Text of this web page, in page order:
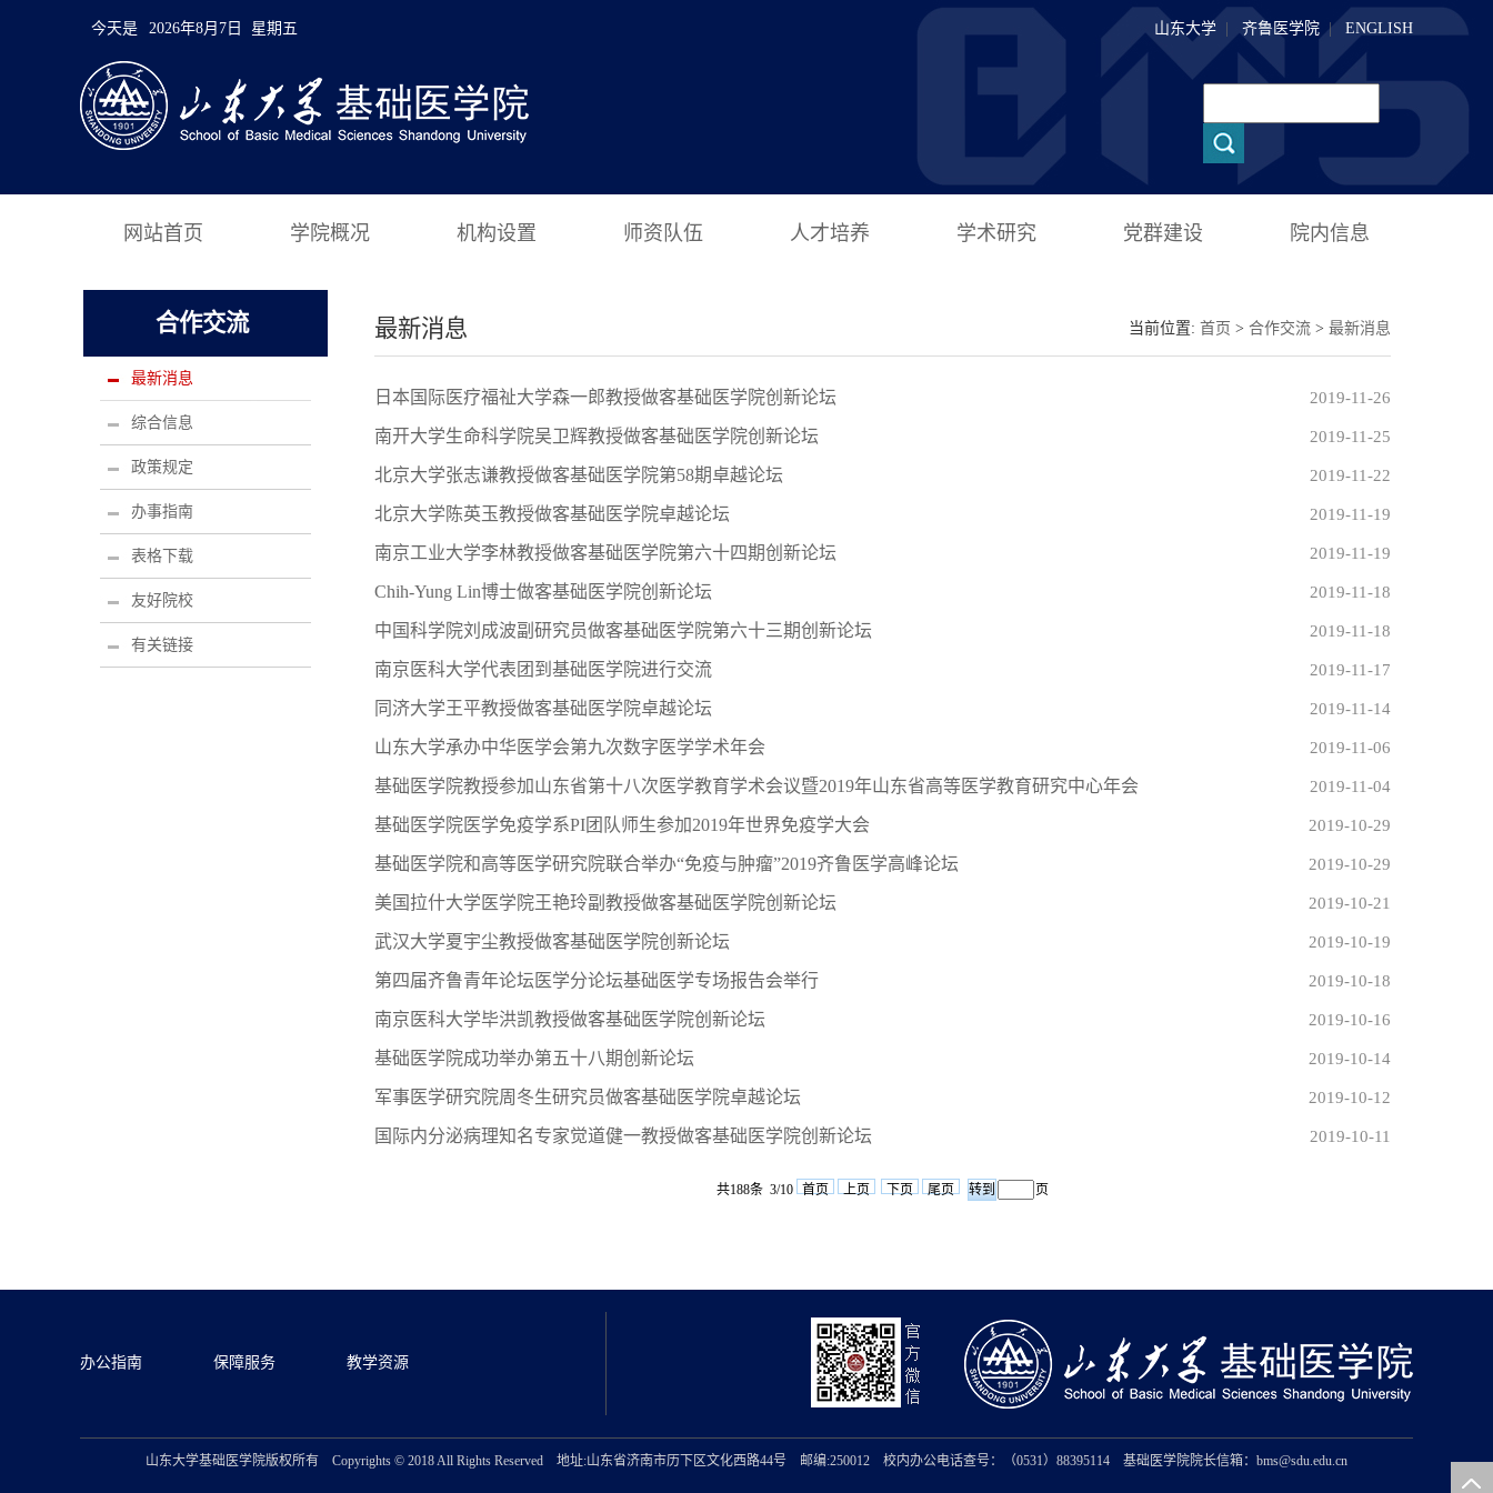
今天是 2026年8月7日 星期五 山东大学 齐鲁医学院 | ENGLISH
网站首页 学院概况 机构设置 师资队伍 人才培养 学术研究 党群建设 院内信息
合作交流
最新消息
综合信息
政策规定
办事指南
表格下载
友好院校
有关链接
最新消息 当前位置: 首页 > 合作交流 > 最新消息
日本国际医疗福祉大学森一郎教授做客基础医学院创新论坛 2019-11-26
南开大学生命科学院吴卫辉教授做客基础医学院创新论坛 2019-11-25
北京大学张志谦教授做客基础医学院第58期卓越论坛 2019-11-22
北京大学陈英玉教授做客基础医学院卓越论坛 2019-11-19
南京工业大学李林教授做客基础医学院第六十四期创新论坛 2019-11-19
Chih-Yung Lin博士做客基础医学院创新论坛 2019-11-18
中国科学院刘成波副研究员做客基础医学院第六十三期创新论坛 2019-11-18
南京医科大学代表团到基础医学院进行交流 2019-11-17
同济大学王平教授做客基础医学院卓越论坛 2019-11-14
山东大学承办中华医学会第九次数字医学学术年会 2019-11-06
基础医学院教授参加山东省第十八次医学教育学术会议暨2019年山东省高等医学教育研究中心年会 2019-11-04
基础医学院医学免疫学系PI团队师生参加2019年世界免疫学大会 2019-10-29
基础医学院和高等医学研究院联合举办“免疫与肿瘤”2019齐鲁医学高峰论坛 2019-10-29
美国拉什大学医学院王艳玲副教授做客基础医学院创新论坛 2019-10-21
武汉大学夏宇尘教授做客基础医学院创新论坛 2019-10-19
第四届齐鲁青年论坛医学分论坛基础医学专场报告会举行 2019-10-18
南京医科大学毕洪凯教授做客基础医学院创新论坛 2019-10-16
基础医学院成功举办第五十八期创新论坛 2019-10-14
军事医学研究院周冬生研究员做客基础医学院卓越论坛 2019-10-12
国际内分泌病理知名专家觉道健一教授做客基础医学院创新论坛 2019-10-11
共188条 3/10 首页 上页 下页 尾页 页
办公指南 保障服务 教学资源
山东大学基础医学院版权所有 Copyrights © 2018 All Rights Reserved 地址:山东省济南市历下区文化西路44号 邮编:250012 校内办公电话查号：（0531）88395114 基础医学院院长信箱：bms@sdu.edu.cn